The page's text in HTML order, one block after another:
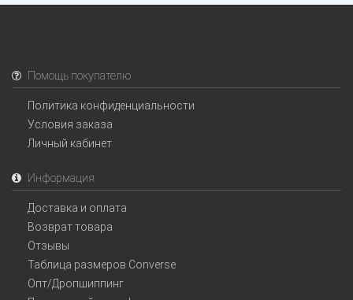
Помощь покупателю
Политика конфиденциальности
Условия заказа
Личный кабинет
Информация
Доставка и оплата
Возврат товара
Отзывы
Таблица размеров Converse
Опт/Дропшиппинг